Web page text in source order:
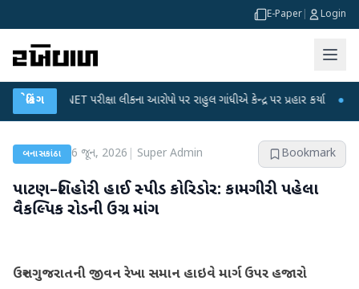
E-Paper Login
બ્રેકિંગ
NET પરીક્ષા લીકના આરોપો પર રાહુલ ગાંધીએ કેન્દ્ર પર પ્રહાર કર્યા ●
બનાસકાંઠા 6 જૂન, 2026 Super Admin Bookmark
પાટણ–શિહોરી હાઈ સ્પીડ કોરિડોર: કામગીરી પહેલા
વૈકલ્પિક રોડની ઉગ્ર માંગ
ઉત્તર ગુજરાતની જીવન રેખા સમાન હાઇવે માર્ગ ઉપર હજારો